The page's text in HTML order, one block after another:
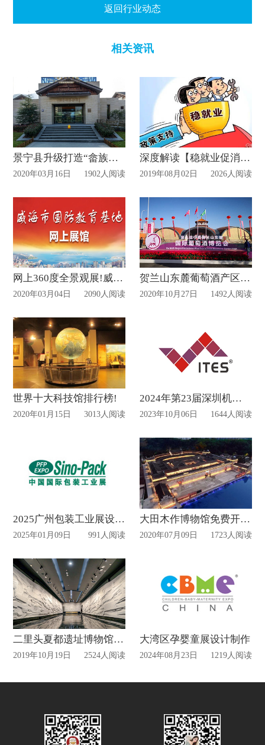
返回行业动态
相关资讯
景宁县升级打造“畲族博物馆网上展厅”
2020年03月16日 1902人阅读
深度解读【稳就业促消费】的商场改造政策
2019年08月02日 2026人阅读
网上360度全景观展!威海市国防教育基地网上展馆已上线
2020年03月04日 2090人阅读
贺兰山东麓葡萄酒产区线上展厅上线！
2020年10月27日 1492人阅读
世界十大科技馆排行榜!
2020年01月15日 3013人阅读
2024年第23届深圳机械展搭建将于三月底进行
2023年10月06日 1644人阅读
2025广州包装工业展设计搭建时间
2025年01月09日 991人阅读
大田木作博物馆免费开放！
2020年07月09日 1723人阅读
二里头夏都遗址博物馆10月19日开馆，五个展厅萃聚国宝
2019年10月19日 2524人阅读
大湾区孕婴童展设计制作
2024年08月23日 1219人阅读